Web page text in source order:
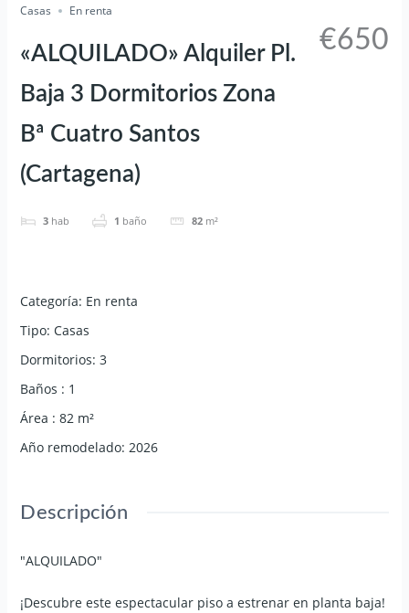
Casas En renta
«ALQUILADO» Alquiler Pl.
Baja 3 Dormitorios Zona
Bª Cuatro Santos
(Cartagena)
3 hab 1 baño 82 m²
€650
Categoría: En renta
Tipo: Casas
Dormitorios: 3
Baños : 1
Área : 82 m²
Año remodelado: 2026
Descripción
"ALQUILADO"
¡Descubre este espectacular piso a estrenar en planta baja!